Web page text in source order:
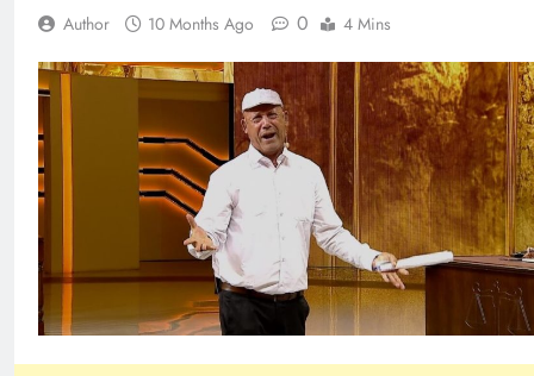
Author 10 Months Ago 0 4 Mins